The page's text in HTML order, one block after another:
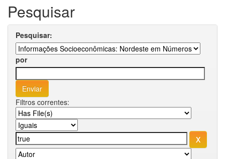
Pesquisar
Pesquisar:
por
Filtros correntes: